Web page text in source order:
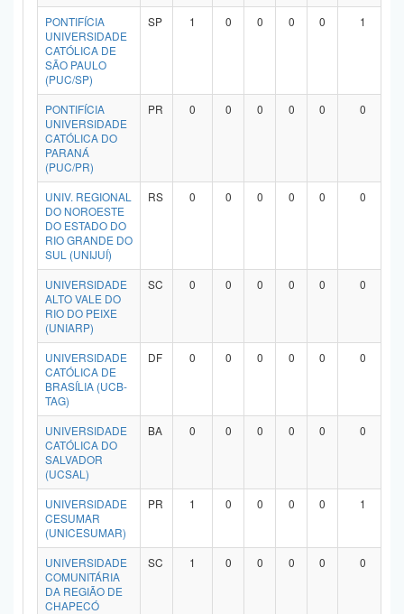
PONTIFÍCIA
UNIVERSIDADE
CATÓLICA DE
SÃO PAULO
(PUC/SP)
SP 1 0 0 0 0 1
PONTIFÍCIA
UNIVERSIDADE
CATÓLICA DO
PARANÁ
(PUC/PR)
PR 0 0 0 0 0 0
UNIV. REGIONAL
DO NOROESTE
DO ESTADO DO
RIO GRANDE DO
SUL (UNIJUÍ)
RS 0 0 0 0 0 0
UNIVERSIDADE
ALTO VALE DO
RIO DO PEIXE
(UNIARP)
SC 0 0 0 0 0 0
UNIVERSIDADE
CATÓLICA DE
BRASÍLIA (UCB-
TAG)
DF 0 0 0 0 0 0
UNIVERSIDADE
CATÓLICA DO
SALVADOR
(UCSAL)
BA 0 0 0 0 0 0
UNIVERSIDADE
CESUMAR
(UNICESUMAR)
PR 1 0 0 0 0 1
UNIVERSIDADE
COMUNITÁRIA
DA REGIÃO DE
CHAPECÓ
SC 1 0 0 0 0 0